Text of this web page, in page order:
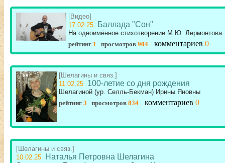
[Видео]
17.02.25
Баллада "Сон"
На одноимённое стихотворение М.Ю. Лермонтова
рейтинг 1 просмотров 904 комментариев 0
[Шелагины и связ.]
11.02.25 100-летие со дня рождения
Шелагиной (ур. Селль-Бекман) Ирины Яновны
рейтинг 3 просмотров 834 комментариев 0
[Шелагины и связ.]
10.02.25
Наталья Петровна Шелагина